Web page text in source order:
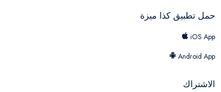
حمل تطبيق كذا ميزة
iOS App
Android App
الاشتراك